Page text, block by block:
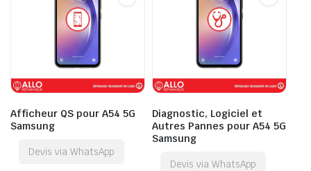
Afficheur QS pour A54 5G
Samsung
Devis via WhatsApp
Diagnostic, Logiciel et
Autres Pannes pour A54 5G
Samsung
Devis via WhatsApp